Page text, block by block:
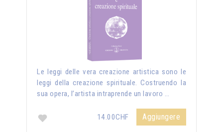
Le leggi delle vera creazione artistica sono le
leggi della creazione spirituale. Costruendo la
sua opera, l’artista intraprende un lavoro …
14.00CHF Aggiungere